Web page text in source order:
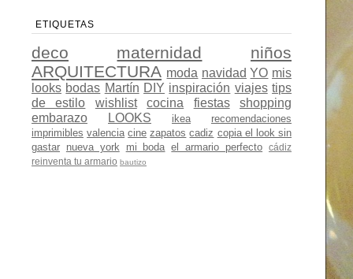
ETIQUETAS
deco maternidad
niños
ARQUITECTURA moda navidad YO mis
looks bodas Martín DIY inspiración viajes tips
de estilo
wishlist cocina fiestas
shopping
embarazo
LOOKS ikea
recomendaciones
imprimibles valencia cine zapatos cadiz copia el look sin
gastar nueva york mi boda el armario perfecto
cádiz
reinventa tu armario bautizo